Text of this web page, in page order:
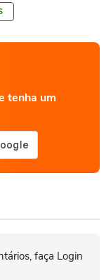
tenha um
faça Login